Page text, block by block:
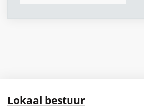
Contact
Lokaal bestuur